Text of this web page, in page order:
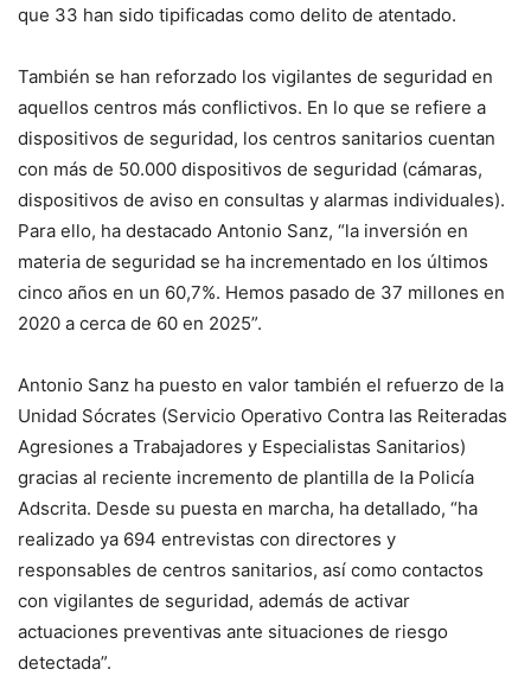
que 33 han sido tipificadas como delito de atentado.
También se han reforzado los vigilantes de seguridad en
aquellos centros más conflictivos. En lo que se refiere a
dispositivos de seguridad, los centros sanitarios cuentan
con más de 50.000 dispositivos de seguridad (cámaras,
dispositivos de aviso en consultas y alarmas individuales).
Para ello, ha destacado Antonio Sanz, “la inversión en
materia de seguridad se ha incrementado en los últimos
cinco años en un 60,7%. Hemos pasado de 37 millones en
2020 a cerca de 60 en 2025”.
Antonio Sanz ha puesto en valor también el refuerzo de la
Unidad Sócrates (Servicio Operativo Contra las Reiteradas
Agresiones a Trabajadores y Especialistas Sanitarios)
gracias al reciente incremento de plantilla de la Policía
Adscrita. Desde su puesta en marcha, ha detallado, “ha
realizado ya 694 entrevistas con directores y
responsables de centros sanitarios, así como contactos
con vigilantes de seguridad, además de activar
actuaciones preventivas ante situaciones de riesgo
detectada”.